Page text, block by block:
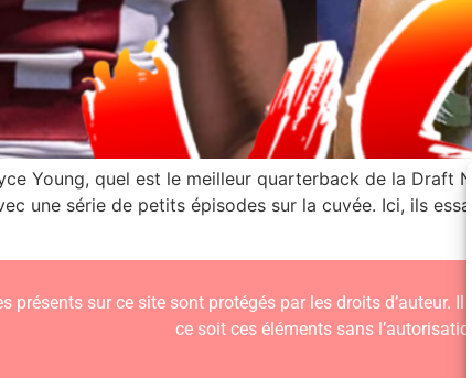
Young, quel est le meilleur quarterback de la Draft
une série de petits épisodes sur la cuvée. Ici, ils
présents sur ce site sont protégés par les droits d’auteur.
ce soit ces éléments sans